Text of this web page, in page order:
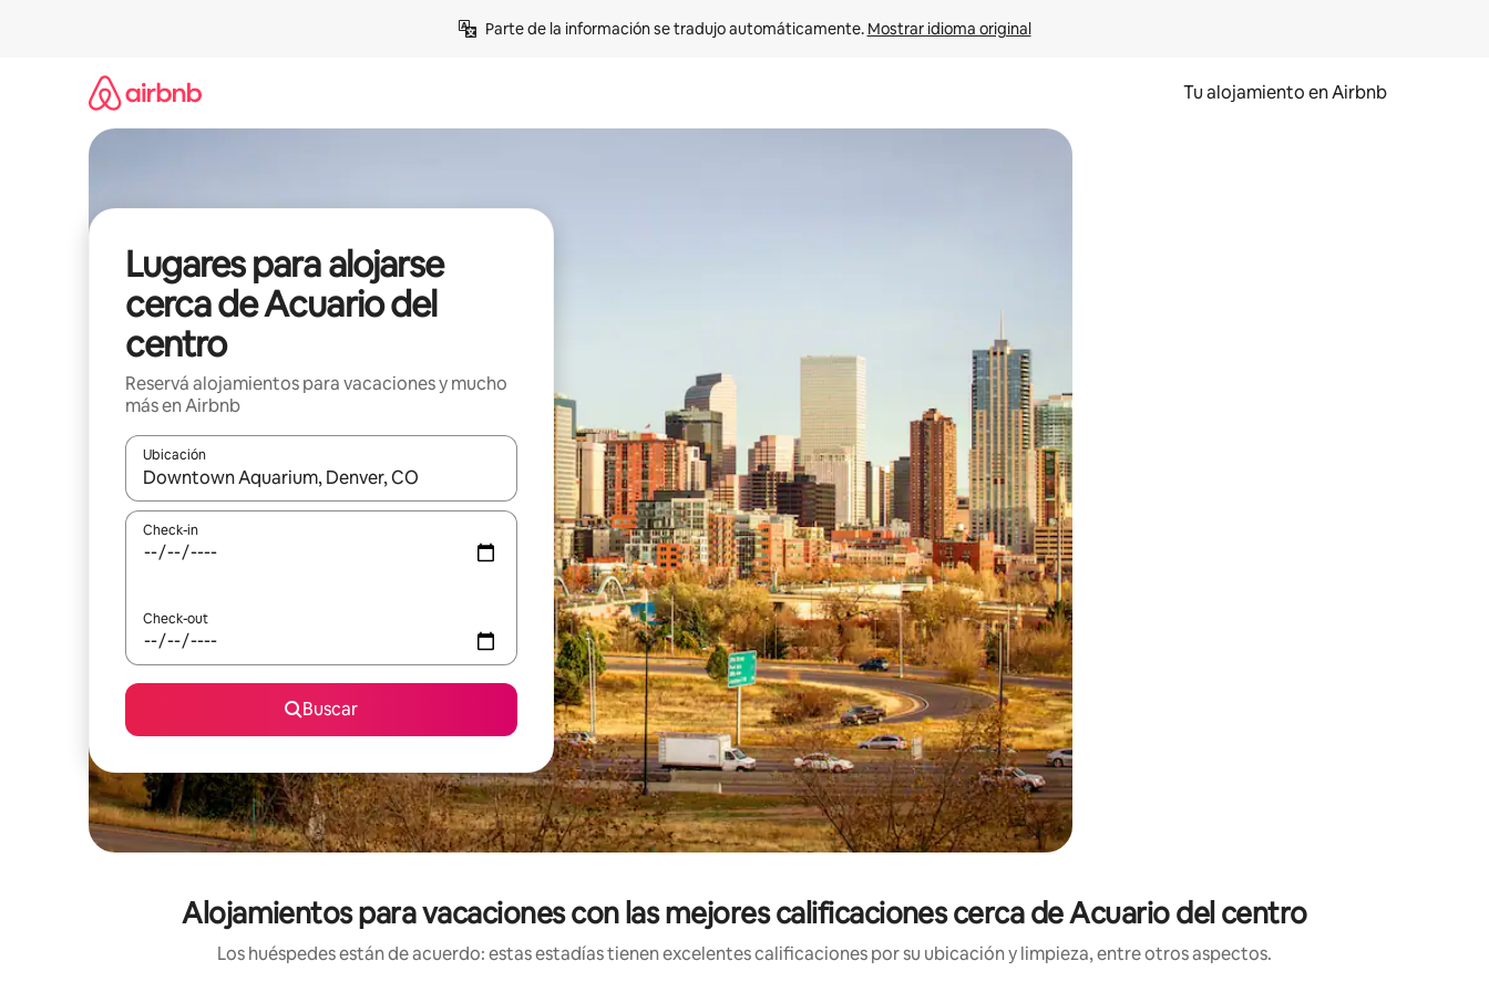
Parte de la información se tradujo automáticamente. Mostrar idioma original
Tu alojamiento en Airbnb
Lugares para alojarse
cerca de Acuario del
centro
Reservá alojamientos para vacaciones y mucho
más en Airbnb
Ubicación
Cuando los resultados estén disponibles, navegá con las teclas de flecha hacia arriba y hacia abajo o explorá deslizando el dedo.
Check-in
Check-out
Buscar
Alojamientos para vacaciones con las mejores calificaciones cerca de Acuario del centro
Los huéspedes están de acuerdo: estas estadías tienen excelentes calificaciones por su ubicación y limpieza, entre otros aspectos.